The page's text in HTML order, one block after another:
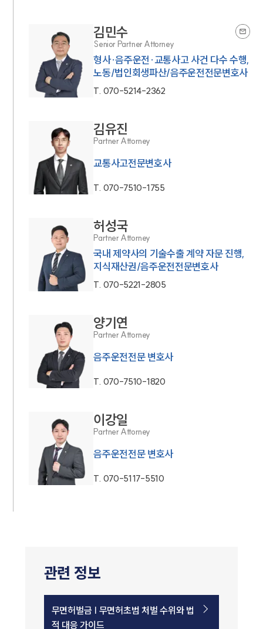
김민수
Senior Partner Attorney
형사·음주운전·교통사고 사건 다수 수행,
노동/법인회생파산/음주운전전문변호사
T. 070-5214-2362
김유진
Partner Attorney
교통사고전문변호사
T. 070-7510-1755
허성국
Partner Attorney
국내 제약사의 기술수출 계약 자문 진행,
지식재산권/음주운전전문변호사
T. 070-5221-2805
양기연
Partner Attorney
음주운전전문 변호사
T. 070-7510-1820
이강일
Partner Attorney
음주운전전문 변호사
T. 070-5117-5510
관련 정보
무면허벌금 | 무면허초범 처벌 수위와 법
적 대응 가이드